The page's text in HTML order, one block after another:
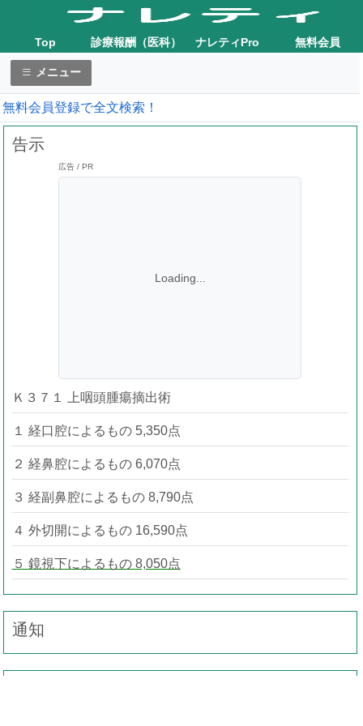
Top 診療報酬（医科） ナレティPro 無料会員
メニュー
無料会員登録で全文検索！
告示
広告 / PR
Loading...
Ｋ３７１ 上咽頭腫瘍摘出術
１ 経口腔によるもの 5,350点
２ 経鼻腔によるもの 6,070点
３ 経副鼻腔によるもの 8,790点
４ 外切開によるもの 16,590点
５ 鏡視下によるもの 8,050点
通知